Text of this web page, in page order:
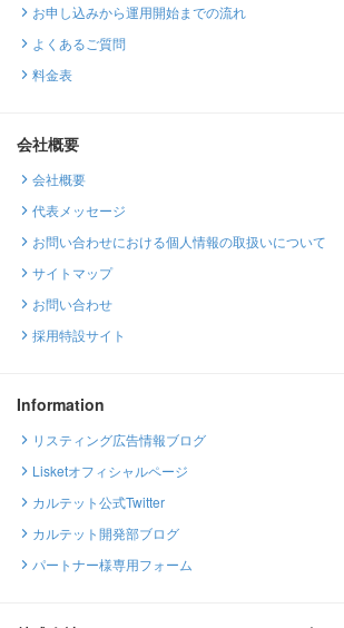
お申し込みから運用開始までの流れ
よくあるご質問
料金表
会社概要
会社概要
代表メッセージ
お問い合わせにおける個人情報の取扱いについて
サイトマップ
お問い合わせ
採用特設サイト
Information
リスティング広告情報ブログ
Lisketオフィシャルページ
カルテット公式Twitter
カルテット開発部ブログ
パートナー様専用フォーム